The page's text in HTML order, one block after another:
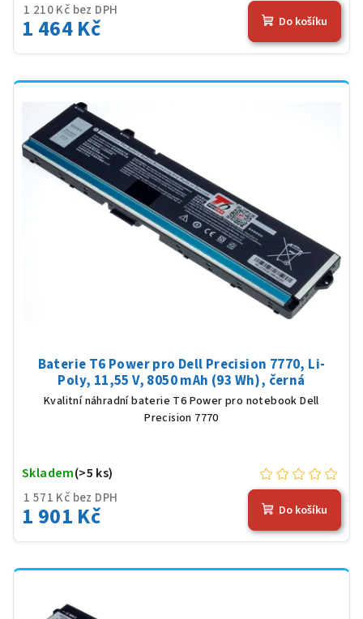
1 210 Kč bez DPH
1 464 Kč Do košíku
Baterie T6 Power pro Dell Precision 7770, Li-
Poly, 11,55 V, 8050 mAh (93 Wh), černá
Kvalitní náhradní baterie T6 Power pro notebook Dell
Precision 7770
1 571 Kč bez DPH
1 901 Kč
Skladem(>5 ks)
Do košíku